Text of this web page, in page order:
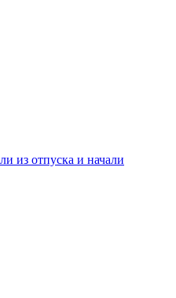
из отпуска и начали